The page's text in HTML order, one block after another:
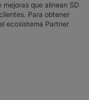
que alinean SD
Para obtener
ecosistema Partner